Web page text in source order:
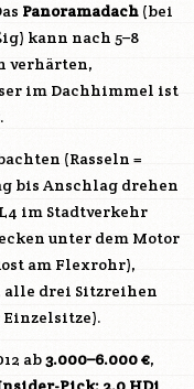
Panoramadach (bei
kann nach 5–8
verhärten,
im Dachhimmel ist
.
(Rasseln =
bis Anschlag drehen
im Stadtverkehr
unter dem Motor
am Flexrohr),
alle drei Sitzreihen
ab3.000–6.000 €,